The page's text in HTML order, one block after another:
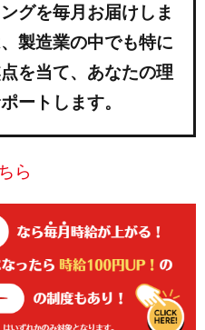
グを毎月お届けしま
製造業の中でも特に
を当て、あなたの理
ートします。
ら